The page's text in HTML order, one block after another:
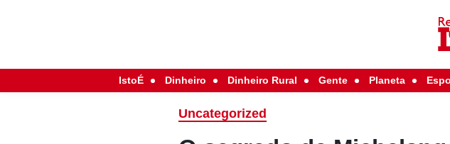
IstoÉ Dinheiro Dinheiro Rural Gente Planeta
Uncategorized